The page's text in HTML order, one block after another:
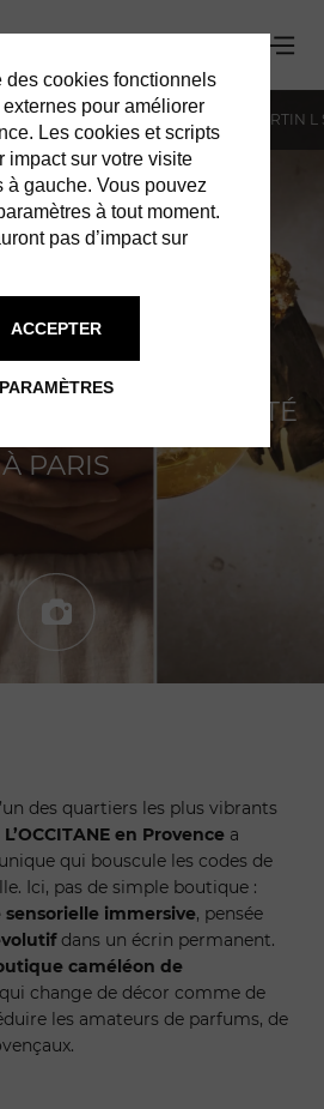
GENÈVE ST-MARTIN
CAMÉLÉON QUI
BEAUTÉ
À PARIS
des quartiers les plus vibrants
L’OCCITANE en Provence a
qui bouscule les codes de
Ici, pas de simple boutique :
immersive, pensée
dans un écrin permanent.
caméléon de
change de décor comme de
les amateurs de parfums, de
des cookies fonctionnels
pour améliorer
Les cookies et scripts
impact sur votre visite
à gauche. Vous pouvez
à tout moment.
pas d’impact sur
PARAMÈTRES
ACCEPTER